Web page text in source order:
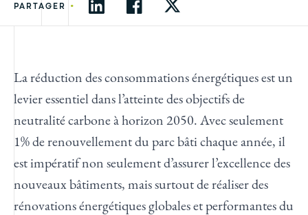
PARTAGER •
La réduction des consommations énergétiques est un
levier essentiel dans l’atteinte des objectifs de
neutralité carbone à horizon 2050. Avec seulement
1% de renouvellement du parc bâti chaque année, il
est impératif non seulement d’assurer l’excellence des
nouveaux bâtiments, mais surtout de réaliser des
rénovations énergétiques globales et performantes du